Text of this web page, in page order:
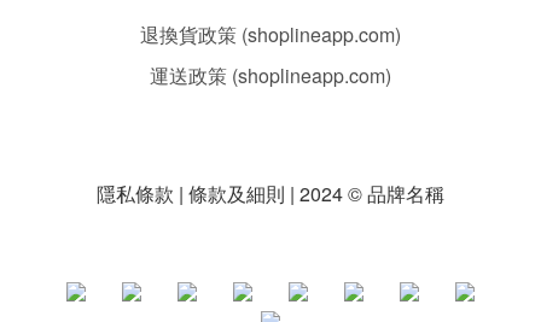
退換貨政策 (shoplineapp.com)
運送政策 (shoplineapp.com)
隱私條款 | 條款及細則 | 2024 © 品牌名稱